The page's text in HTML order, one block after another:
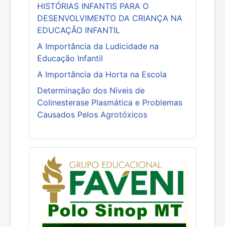
HISTÓRIAS INFANTIS PARA O
DESENVOLVIMENTO DA CRIANÇA NA
EDUCAÇÃO INFANTIL
A Importância da Ludicidade na
Educação Infantil
A Importância da Horta na Escola
Determinação dos Níveis de
Colinesterase Plasmática e Problemas
Causados Pelos Agrotóxicos